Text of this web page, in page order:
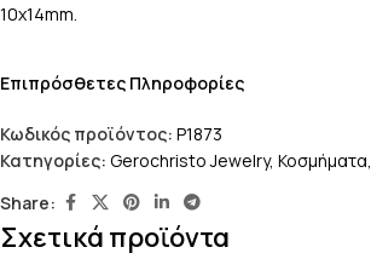
10x14mm.
Επιπρόσθετες Πληροφορίες
Κωδικός προϊόντος: P1873
Κατηγορίες: Gerochristo Jewelry, Κοσμήματα,
Share:
Σχετικά προϊόντα